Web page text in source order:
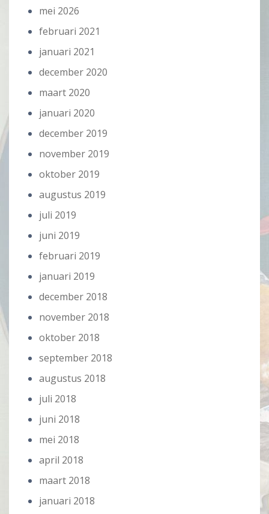
mei 2026
februari 2021
januari 2021
december 2020
maart 2020
januari 2020
december 2019
november 2019
oktober 2019
augustus 2019
juli 2019
juni 2019
februari 2019
januari 2019
december 2018
november 2018
oktober 2018
september 2018
augustus 2018
juli 2018
juni 2018
mei 2018
april 2018
maart 2018
januari 2018